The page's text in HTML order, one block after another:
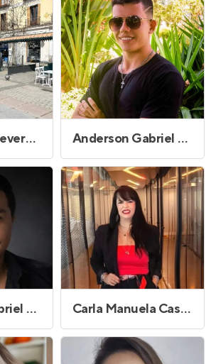
da Silva Anderson Gabriel Oliveira dos Santos
Anderson Gabriel Ribeiro de Araújo Carla Manuela Castro Cândido